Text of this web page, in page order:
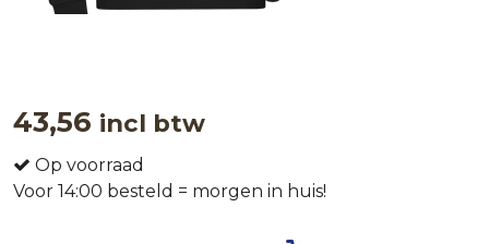
43,56 incl btw
Op voorraad
Voor 14:00 besteld = morgen in huis!